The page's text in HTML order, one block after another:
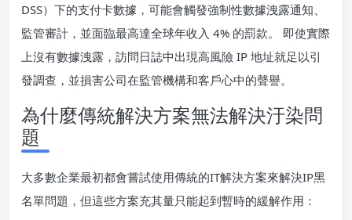
DSS）下的支付卡數據，可能會觸發強制性數據洩露通知、
監管審計，並面臨最高達全球年收入 4% 的罰款。 即使實際
上沒有數據洩露，訪問日誌中出現高風險 IP 地址就足以引
發調查，並損害公司在監管機構和客戶心中的聲譽。
為什麼傳統解決方案無法解決汙染問
題
大多數企業最初都會嘗試使用傳統的IT解決方案來解決IP黑
名單問題，但這些方案充其量只能起到暫時的緩解作用：